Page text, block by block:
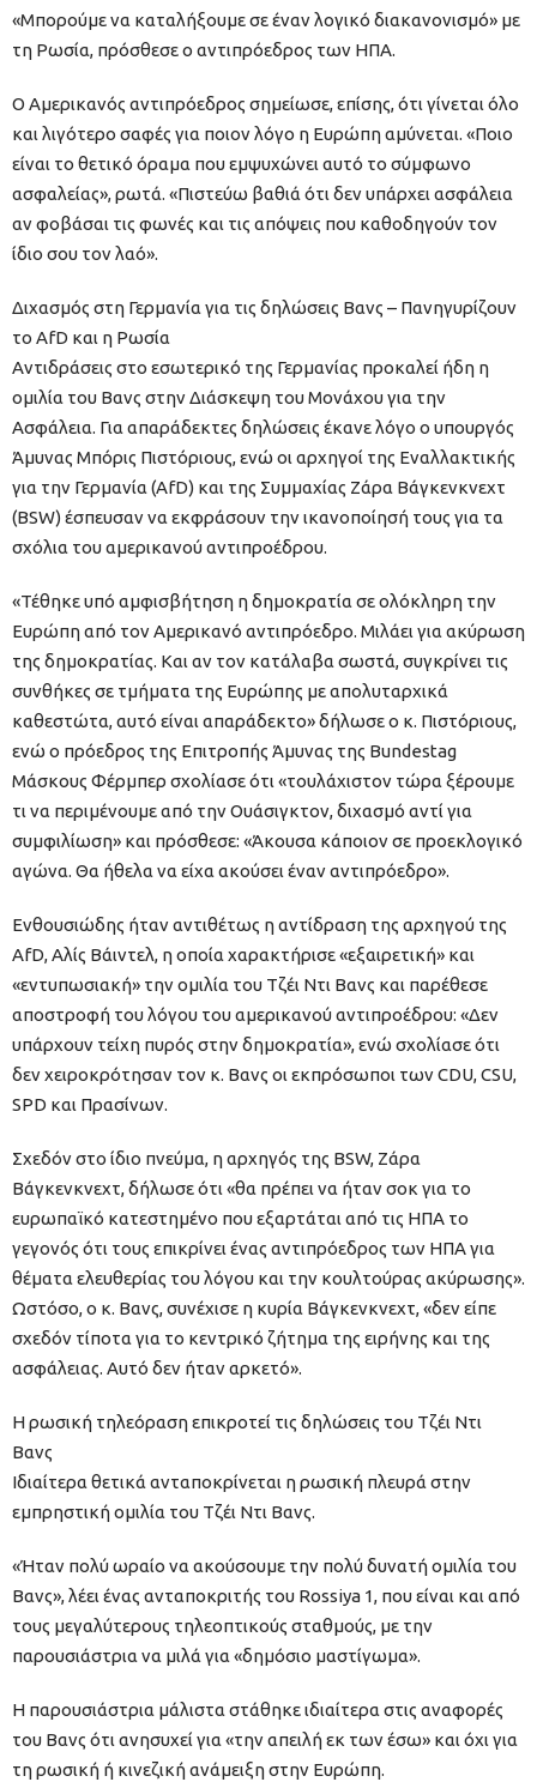
«Μπορούμε να καταλήξουμε σε έναν λογικό διακανονισμό» με
τη Ρωσία, πρόσθεσε ο αντιπρόεδρος των ΗΠΑ.
Ο Αμερικανός αντιπρόεδρος σημείωσε, επίσης, ότι γίνεται όλο
και λιγότερο σαφές για ποιον λόγο η Ευρώπη αμύνεται. «Ποιο
είναι το θετικό όραμα που εμψυχώνει αυτό το σύμφωνο
ασφαλείας», ρωτά. «Πιστεύω βαθιά ότι δεν υπάρχει ασφάλεια
αν φοβάσαι τις φωνές και τις απόψεις που καθοδηγούν τον
ίδιο σου τον λαό».
Διχασμός στη Γερμανία για τις δηλώσεις Βανς – Πανηγυρίζουν
το AfD και η Ρωσία
Αντιδράσεις στο εσωτερικό της Γερμανίας προκαλεί ήδη η
ομιλία του Βανς στην Διάσκεψη του Μονάχου για την
Ασφάλεια. Για απαράδεκτες δηλώσεις έκανε λόγο ο υπουργός
Άμυνας Μπόρις Πιστόριους, ενώ οι αρχηγοί της Εναλλακτικής
για την Γερμανία (AfD) και της Συμμαχίας Ζάρα Βάγκενκνεχτ
(BSW) έσπευσαν να εκφράσουν την ικανοποίησή τους για τα
σχόλια του αμερικανού αντιπροέδρου.
«Τέθηκε υπό αμφισβήτηση η δημοκρατία σε ολόκληρη την
Ευρώπη από τον Αμερικανό αντιπρόεδρο. Μιλάει για ακύρωση
της δημοκρατίας. Και αν τον κατάλαβα σωστά, συγκρίνει τις
συνθήκες σε τμήματα της Ευρώπης με απολυταρχικά
καθεστώτα, αυτό είναι απαράδεκτο» δήλωσε ο κ. Πιστόριους,
ενώ ο πρόεδρος της Επιτροπής Άμυνας της Bundestag
Μάσκους Φέρμπερ σχολίασε ότι «τουλάχιστον τώρα ξέρουμε
τι να περιμένουμε από την Ουάσιγκτον, διχασμό αντί για
συμφιλίωση» και πρόσθεσε: «Άκουσα κάποιον σε προεκλογικό
αγώνα. Θα ήθελα να είχα ακούσει έναν αντιπρόεδρο».
Ενθουσιώδης ήταν αντιθέτως η αντίδραση της αρχηγού της
AfD, Αλίς Βάιντελ, η οποία χαρακτήρισε «εξαιρετική» και
«εντυπωσιακή» την ομιλία του Τζέι Ντι Βανς και παρέθεσε
αποστροφή του λόγου του αμερικανού αντιπροέδρου: «Δεν
υπάρχουν τείχη πυρός στην δημοκρατία», ενώ σχολίασε ότι
δεν χειροκρότησαν τον κ. Βανς οι εκπρόσωποι των CDU, CSU,
SPD και Πρασίνων.
Σχεδόν στο ίδιο πνεύμα, η αρχηγός της BSW, Ζάρα
Βάγκενκνεχτ, δήλωσε ότι «θα πρέπει να ήταν σοκ για το
ευρωπαϊκό κατεστημένο που εξαρτάται από τις ΗΠΑ το
γεγονός ότι τους επικρίνει ένας αντιπρόεδρος των ΗΠΑ για
θέματα ελευθερίας του λόγου και την κουλτούρας ακύρωσης».
Ωστόσο, ο κ. Βανς, συνέχισε η κυρία Βάγκενκνεχτ, «δεν είπε
σχεδόν τίποτα για το κεντρικό ζήτημα της ειρήνης και της
ασφάλειας. Αυτό δεν ήταν αρκετό».
Η ρωσική τηλεόραση επικροτεί τις δηλώσεις του Τζέι Ντι
Βανς
Ιδιαίτερα θετικά ανταποκρίνεται η ρωσική πλευρά στην
εμπρηστική ομιλία του Τζέι Ντι Βανς.
«Ήταν πολύ ωραίο να ακούσουμε την πολύ δυνατή ομιλία του
Βανς», λέει ένας ανταποκριτής του Rossiya 1, που είναι και από
τους μεγαλύτερους τηλεοπτικούς σταθμούς, με την
παρουσιάστρια να μιλά για «δημόσιο μαστίγωμα».
Η παρουσιάστρια μάλιστα στάθηκε ιδιαίτερα στις αναφορές
του Βανς ότι ανησυχεί για «την απειλή εκ των έσω» και όχι για
τη ρωσική ή κινεζική ανάμειξη στην Ευρώπη.